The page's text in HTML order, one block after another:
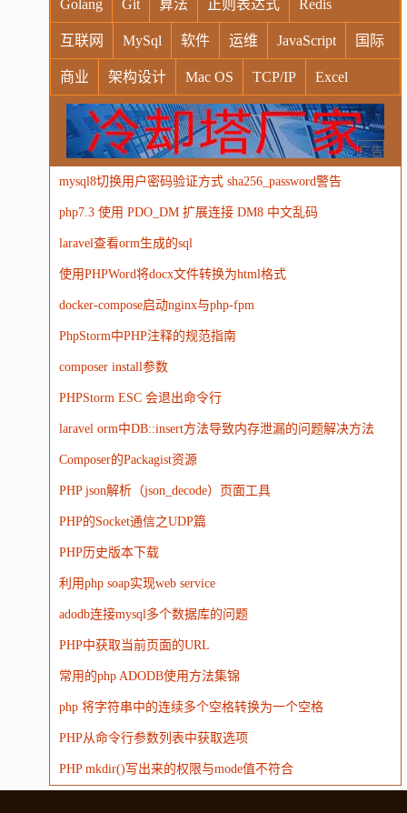
Golang Git 算法 正则表达式 Redis
互联网 MySql 软件 运维 JavaScript 国际
商业 架构设计 Mac OS TCP/IP Excel
Windows Oracle Socket VR Vim
MongoDB 运营 Python MemCache 硬件
电子 娱乐 设计 摄影 nginx 游戏
WordPress HTTP 团建 数码电器
广告
mysql8切换用户密码验证方式 sha256_password警告
php7.3 使用 PDO_DM 扩展连接 DM8 中文乱码
laravel查看orm生成的sql
使用PHPWord将docx文件转换为html格式
docker-compose启动nginx与php-fpm
PhpStorm中PHP注释的规范指南
composer install参数
PHPStorm ESC 会退出命令行
laravel orm中DB::insert方法导致内存泄漏的问题解决方法
Composer的Packagist资源
PHP json解析（json_decode）页面工具
PHP的Socket通信之UDP篇
PHP历史版本下载
利用php soap实现web service
adodb连接mysql多个数据库的问题
PHP中获取当前页面的URL
常用的php ADODB使用方法集锦
php 将字符串中的连续多个空格转换为一个空格
PHP从命令行参数列表中获取选项
PHP mkdir()写出来的权限与mode值不符合